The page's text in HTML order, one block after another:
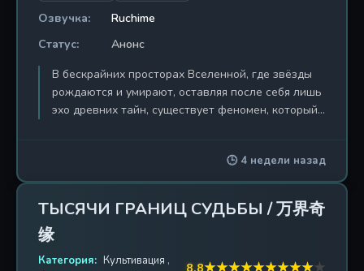
Озвучка:
Ruchime
Статус:
Анонс
В бескрайних просторах Вселенной, где звёзды
рождаются и умирают, оставляя после себя лишь
эхо древних тайн, существует феномен, который
настоящее и будущее, ключ к пониманию самой
сути мироздания. Главный герой, обычный юноша,
живущий в современном мегаполисе, однажды
сталкивается с необъяснимым явлением, которое
переворачивает его жизнь с ног на голову. Врата
открываются перед ним, приглашая вступить на
🕒 4 недели назад
ТЫСЯЧИ ГРАНИЦ СУДЬБЫ / 万界奇
缘
Категория: Культивация ,